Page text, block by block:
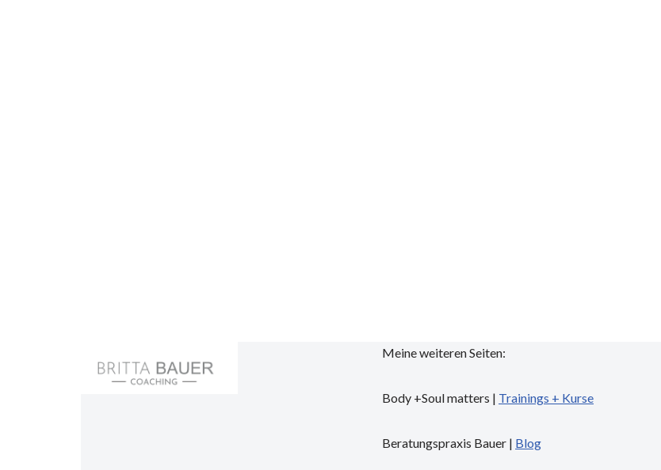
Meine weiteren Seiten:
Body +Soul matters | Trainings + Kurse
Beratungspraxis Bauer | Blog